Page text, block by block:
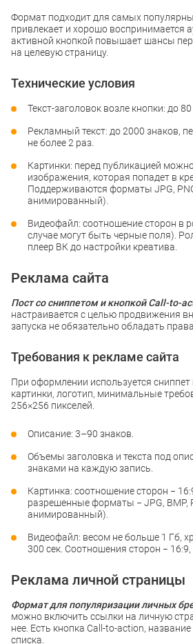
Формат подходит для самых
привлекает и хорошо воспринимается
активной кнопкой повышает шансы
на целевую страницу.
Технические условия
Текст-заголовок возле кнопки: до 80
Рекламный текст: до 2000 знаков,
не более 2 раз.
Картинки: перед публикацией
изображения, которая попадет в
Поддерживаются форматы JPG,
анимированный).
Видеофайл: соотношение сторон в
случае могут быть черные поля).
плеер ВК до настройки креатива.
Реклама сайта
Пост со сниппетом и кнопкой Call-to-
настраивается с целью продвижения
запуска не обязательно обладать
Требования к рекламе сайта
При оформлении используется
картинки, логотип, минимальные
256×256 пикселей.
Описание: 3–90 знаков.
Объемы заголовка и текста под
знаками на каждую запись.
Картинка: соотношение сторон −
разрешенные форматы − JPG, BMP,
анимированный).
Видеофайл: весом не больше 1 Гб,
300 сек. Соотношения сторон − 16:9,
Реклама личной страницы
Формат для популяризации личных
можно включить ссылки на личную
нее. Есть кнопка Call-to-action,
списка.